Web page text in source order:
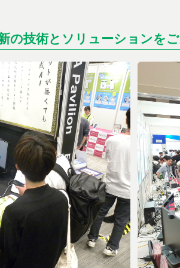
の技術とソリューションを